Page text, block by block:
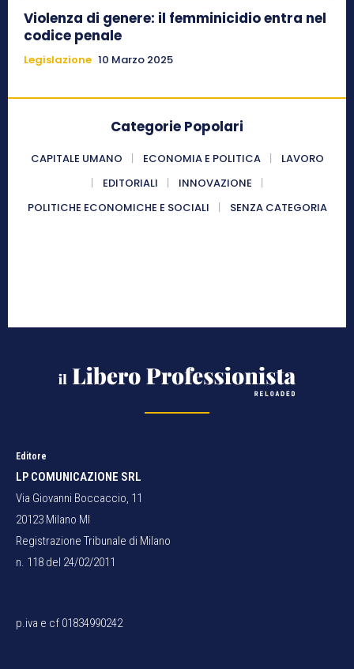
Violenza di genere: il femminicidio entra nel
codice penale
Legislazione 10 Marzo 2025
Categorie Popolari
CAPITALE UMANO ECONOMIA E POLITICA
LAVORO
EDITORIALI
INNOVAZIONE
POLITICHE ECONOMICHE E SOCIALI
SENZA CATEGORIA
Editore
LP COMUNICAZIONE SRL
Via Giovanni Boccaccio, 11
20123 Milano MI
Registrazione Tribunale di Milano
n. 118 del 24/02/2011
p.iva e cf 01834990242